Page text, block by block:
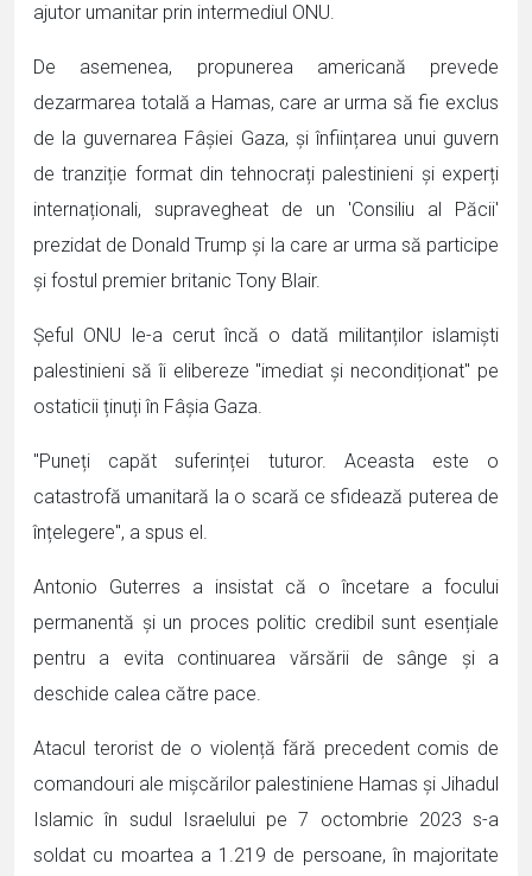
ajutor umanitar prin intermediul ONU.
De asemenea, propunerea americană prevede
dezarmarea totală a Hamas, care ar urma să fie exclus
de la guvernarea Fâșiei Gaza, și înființarea unui guvern
de tranziție format din tehnocrați palestinieni și experți
internaționali, supravegheat de un 'Consiliu al Păcii'
prezidat de Donald Trump și la care ar urma să participe
și fostul premier britanic Tony Blair.
Șeful ONU le-a cerut încă o dată militanților islamiști
palestinieni să îi elibereze ''imediat și necondiționat'' pe
ostaticii ținuți în Fâșia Gaza.
''Puneți capăt suferinței tuturor. Aceasta este o
catastrofă umanitară la o scară ce sfidează puterea de
înțelegere'', a spus el.
Antonio Guterres a insistat că o încetare a focului
permanentă și un proces politic credibil sunt esențiale
pentru a evita continuarea vărsării de sânge și a
deschide calea către pace.
Atacul terorist de o violență fără precedent comis de
comandouri ale mișcărilor palestiniene Hamas și Jihadul
Islamic în sudul Israelului pe 7 octombrie 2023 s-a
soldat cu moartea a 1.219 de persoane, în majoritate